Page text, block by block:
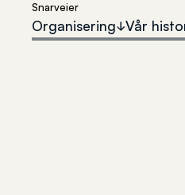
Snarveier
Organisering Vår